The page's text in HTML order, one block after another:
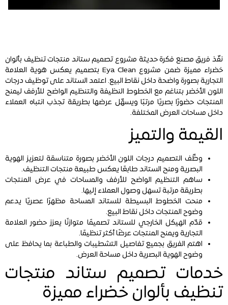
نفّذ فريق مصنع فكرة حديثة مشروع تصميم ستاند منتجات تنظيف بألوان
خضراء مميزة ضمن مشروع Eya Clean بتصميم يعكس هوية العلامة
التجارية بصورة واضحة داخل نقاط البيع. اعتمد الستاند على توظيف درجات
اللون الأخضر بتناغم مع الخطوط النظيفة والتنظيم الواضح للأرفف ليمنح
المنتجات حضورًا بصريًا مرتبًا ويسهّل عرضها بطريقة تجذب انتباه العملاء
داخل مساحات العرض المختلفة.
القيمة والتميز
وظّف التصميم درجات اللون الأخضر بصورة متناسقة لتعزيز الهوية
البصرية ومنح الستاند طابعًا يعكس طبيعة منتجات التنظيف.
ساهم التنظيم الواضح للأرفف والمساحات في عرض المنتجات
بطريقة مرتبة تسهل وصول العملاء إليها.
منحت الخطوط البسيطة للستاند المساحة مظهرًا عصريًا يدعم
وضوح المنتجات داخل نقاط البيع.
قدّم الهيكل الخارجي للستاند تصميمًا متوازنًا يعزز حضور العلامة
التجارية ويمنح المنتجات عرضًا أكثر تنظيمًا.
اهتم الفريق بجميع تفاصيل التشطيبات والطباعة بما يحافظ على
وضوح الهوية البصرية داخل مساحة العرض.
خدمات تصميم ستاند منتجات
تنظيف بألوان خضراء مميزة